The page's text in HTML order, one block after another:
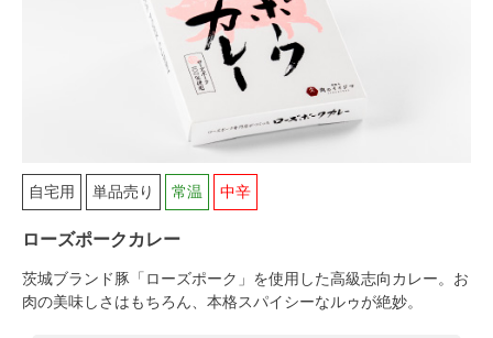
ご予算から選ぶ
牛肉部位一覧
コーンスープ
目録ギフト
手造りタレ
プレミアムギフト
ギフトカテゴリー一覧
自宅用 単品売り 常温 中辛
ローズポークカレー
茨城ブランド豚「ローズポーク」を使用した高級志向カレー。お
肉の美味しさはもちろん、本格スパイシーなルゥが絶妙。